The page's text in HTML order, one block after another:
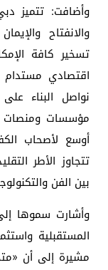
وأضافت: تتميز
والانفتاح
تسخير كافة
اقتصادي مستدام
نواصل البناء
مؤسسات ومنصات
أوسع لأصحاب
تتجاوز الأطر
بين الفن
وأشارت سموها
المستقبلية
مشيرة إلى أن